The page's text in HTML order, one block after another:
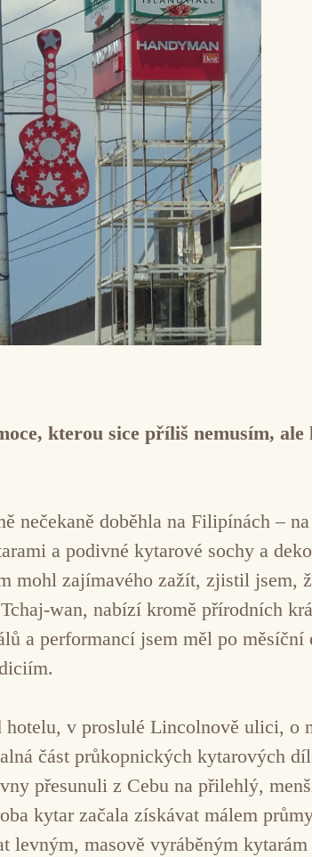
kterou sice příliš nemusím,
nečekaně doběhla na Filipínách –
a podivné kytarové sochy a
mohl zajímavého zažít, zjistil
wan, nabízí kromě přírodních
a performancí jsem měl po
hotelu, v proslulé Lincolnově ulici, o
část průkopnických kytarových
přesunuli z Cebu na přilehlý,
kytar začala získávat málem
levným, masově vyráběným